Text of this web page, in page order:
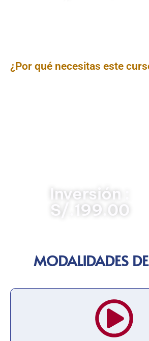
¿Por qué necesitas este
Inversión :
S/.199.00
MODALIDADES